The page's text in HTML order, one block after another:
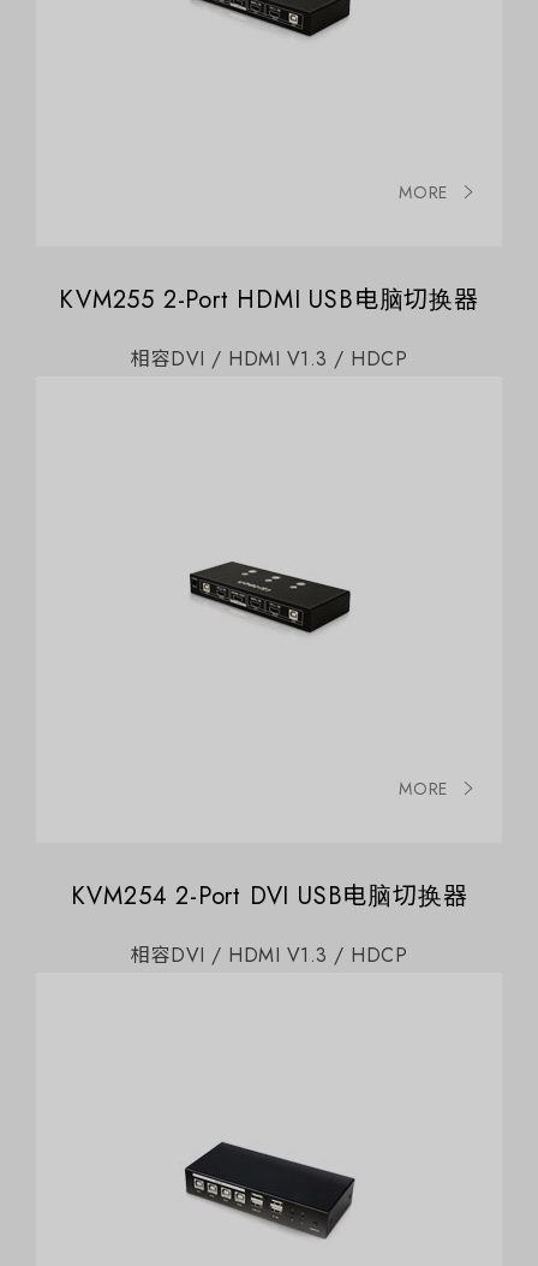
MORE
KVM255 2-Port HDMI USB电脑切换器
相容DVI / HDMI V1.3 / HDCP
MORE
KVM254 2-Port DVI USB电脑切换器
相容DVI / HDMI V1.3 / HDCP